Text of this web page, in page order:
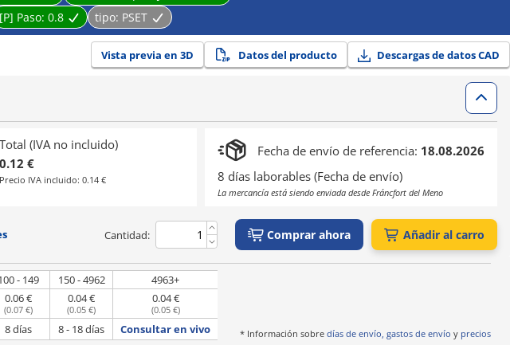
[P] Paso: 0.8 tipo: PSET
Vista previa en 3D Datos del producto Descargas de datos CAD
Total (IVA no incluido)
0.12 €
Precio IVA incluido: 0.14 €
Fecha de envío de referencia: 18.08.2026
8 días laborables (Fecha de envío)
La mercancía está siendo enviada desde Fráncfort del Meno
Cantidad: Comprar ahora Añadir al carro
- 149 150 - 4962
4963+
0.06 €
(0.07 €)
0.04 €
(0.05 €)
0.04 €
(0.05 €)
8 días 8 - 18 días Consultar en vivo * Información sobre días de envío, gastos de envío y precios